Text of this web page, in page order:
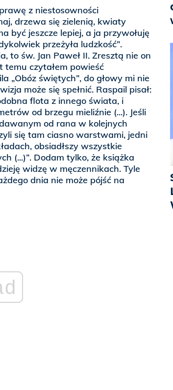
z niestosowności
drzewa się zielenią, kwiaty
być jeszcze lepiej, a ja przywołuję
przeżyła ludzkość”.
to św. Jan Paweł II. Zresztą nie on
temu czytałem powieść
„Obóz świętych”, do głowy mi nie
może się spełnić. Raspail pisał:
flota z innego świata, i
od brzegu mieliźnie (...). Jeśli
od rana w kolejnych
się tam ciasno warstwami, jedni
obsiadłszy wszystkie
(...)”. Dodam tylko, że książka
widzę w męczennikach. Tyle
dnia nie może pójść na